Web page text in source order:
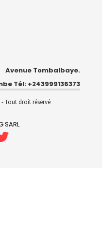
Avenue Tombalbaye.
Tél: +243999136373
- Tout droit réservé
SARL